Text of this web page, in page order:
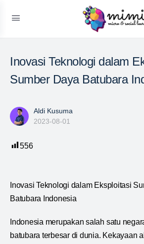
Inovasi Teknologi dalam
Sumber Daya Batubara
Aldi Kusuma
2023-08-01
556
Inovasi Teknologi dalam Eksploitasi
Batubara Indonesia
Indonesia merupakan salah satu
batubara terbesar di dunia. Kekayaan